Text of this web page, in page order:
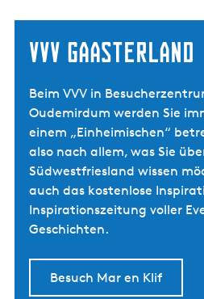
VVV Gaasterland
Beim VVV in
Oudemirdum werden Sie
einem „Einheimischen“
also nach allem, was Sie
Südwestfriesland wissen
auch das kostenlose
Inspirationszeitung voller
Geschichten.
Besuch Mar en Klif